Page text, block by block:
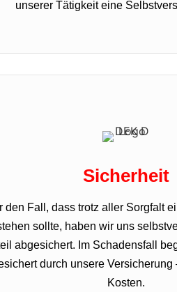
unserer Tätigkeit eine
Sicherheit
den Fall, dass trotz aller Sorgfalt
sollte, haben wir uns
abgesichert. Im Schadensfall
durch unsere Versicherung
Kosten.